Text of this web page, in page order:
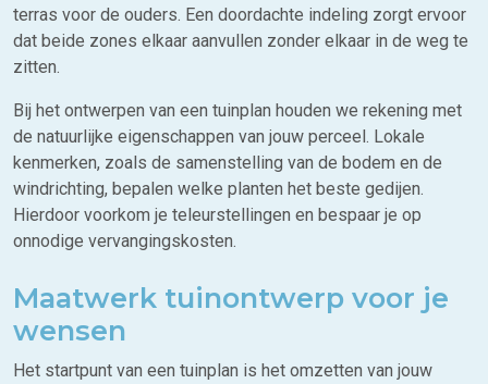
terras voor de ouders. Een doordachte indeling zorgt ervoor
dat beide zones elkaar aanvullen zonder elkaar in de weg te
zitten.
Bij het ontwerpen van een tuinplan houden we rekening met
de natuurlijke eigenschappen van jouw perceel. Lokale
kenmerken, zoals de samenstelling van de bodem en de
windrichting, bepalen welke planten het beste gedijen.
Hierdoor voorkom je teleurstellingen en bespaar je op
onnodige vervangingskosten.
Maatwerk tuinontwerp voor je
wensen
Het startpunt van een tuinplan is het omzetten van jouw